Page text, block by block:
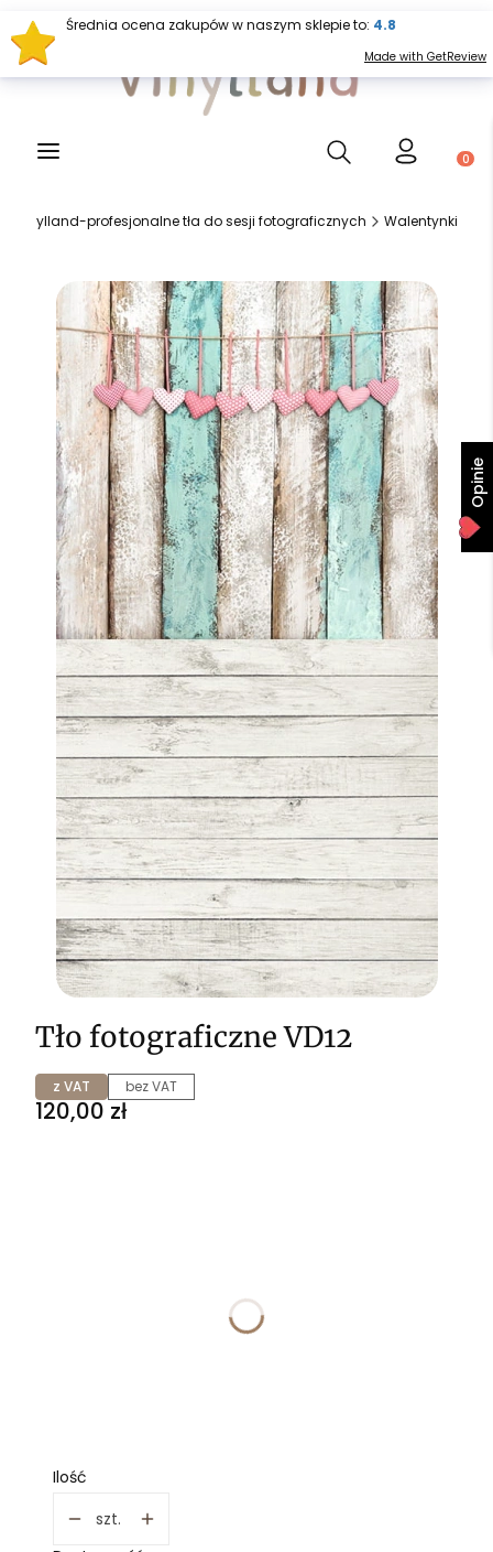
Otwórz
Vinylland-profesjonalne tła do sesji fotograficznych Walentynki
Tło fotograficzne VD12
z VAT bez VAT
Cena
120,00 zł
Ilość
szt.
Opinie
Średnia ocena zakupów w naszym sklepie to: 4.8
Made with GetReview